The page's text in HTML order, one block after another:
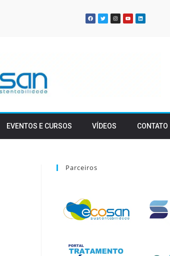
EVENTOS E CURSOS VÍDEOS CONTATO
Parceiros